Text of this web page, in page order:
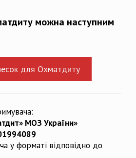
можна наступним
для Охматдиту
МОЗ України»
у форматі відповідно до